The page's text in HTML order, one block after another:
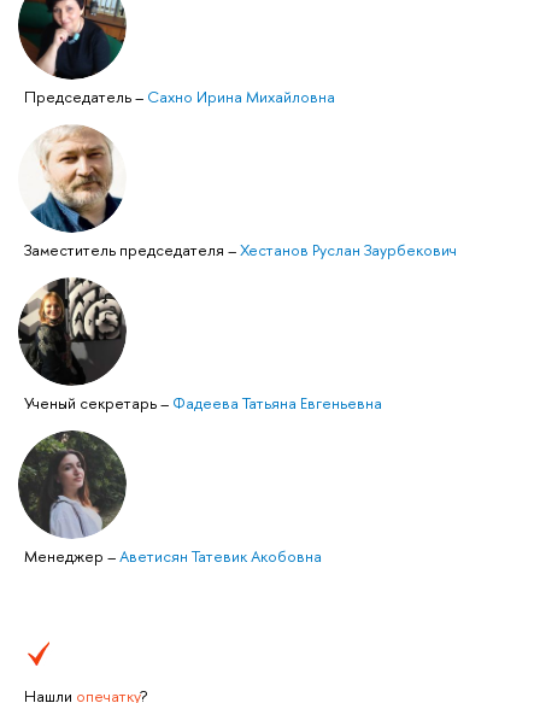
Председатель– Сахно Ирина Михайловна
Заместитель председателя –Хестанов Руслан Заурбекович
Ученый секретарь– Фадеева Татьяна Евгеньевна
Менеджер –Аветисян Татевик Акобовна
Нашли опечатку?